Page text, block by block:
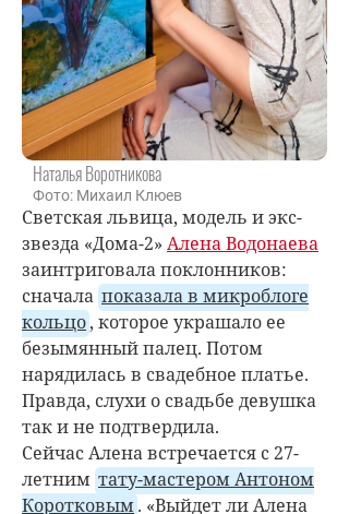
Наталья Воротникова
Фото: Михаил Клюев
Светская львица, модель и экс-
звезда «Дома-2» Алена Водонаева
заинтриговала поклонников:
сначала показала в микроблоге
кольцо, которое украшало ее
безымянный палец. Потом
нарядилась в свадебное платье.
Правда, слухи о свадьбе девушка
так и не подтвердила.
Сейчас Алена встречается с 27-
летним тату-мастером Антоном
Коротковым. «Выйдет ли Алена